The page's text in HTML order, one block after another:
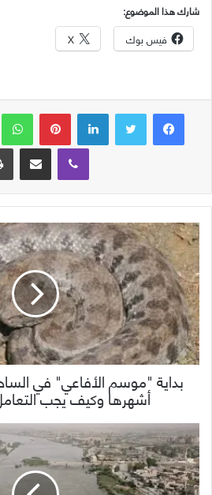
شارك هذا الموضوع:
فيس بوك X
لينكدإن بينتيريست
ڤايبر
مشاركة عبر البريد
بداية "موسم الأفاعي" في
أشهرها وكيف يجب